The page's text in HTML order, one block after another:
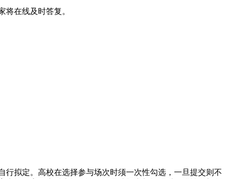
在线及时答复。
行拟定。高校在选择参与场次时须一次性勾选，一旦提交则不